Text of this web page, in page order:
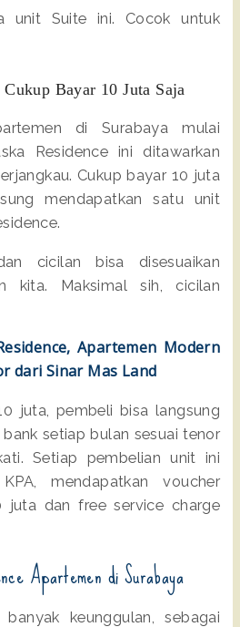
unit Suite ini. Cocok untuk
Bayar 10 Juta Saja
di Surabaya mulai
Residence ini ditawarkan
Cukup bayar 10 juta
mendapatkan satu unit
cicilan bisa disesuaikan
kita. Maksimal sih, cicilan
Apartemen Modern
dari Sinar Mas Land
juta, pembeli bisa langsung
setiap bulan sesuai tenor
Setiap pembelian unit ini
mendapatkan voucher
juta dan free service charge
Apartemen di Surabaya
keunggulan, sebagai